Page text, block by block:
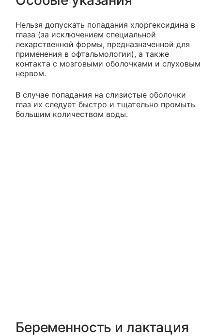
Нельзя допускать попадания хлоргексидина в
глаза (за исключением специальной
лекарственной формы, предназначенной для
применения в офтальмологии), а также
контакта с мозговыми оболочками и слуховым
нервом.
В случае попадания на слизистые оболочки
глаз их следует быстро и тщательно промыть
большим количеством воды.
Беременность и лактация